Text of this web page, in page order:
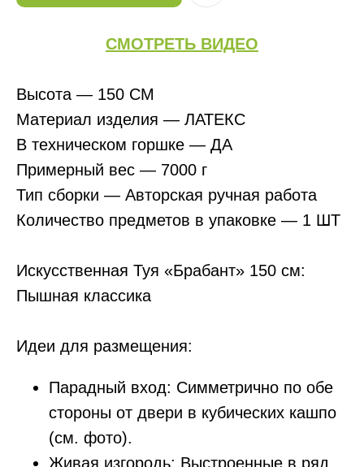
СМОТРЕТЬ ВИДЕО
Высота — 150 СМ
Материал изделия — ЛАТЕКС
В техническом горшке — ДА
Примерный вес — 7000 г
Тип сборки — Авторская ручная работа
Количество предметов в упаковке — 1 ШТ
Искусственная Туя «Брабант» 150 см:
Пышная классика
Идеи для размещения:
Парадный вход: Симметрично по обе
стороны от двери в кубических кашпо
(см. фото).
Живая изгородь: Выстроенные в ряд